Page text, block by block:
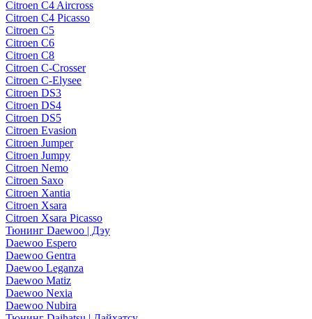
Citroen C4 Aircross
Citroen C4 Picasso
Citroen C5
Citroen C6
Citroen C8
Citroen C-Crosser
Citroen C-Elysee
Citroen DS3
Citroen DS4
Citroen DS5
Citroen Evasion
Citroen Jumper
Citroen Jumpy
Citroen Nemo
Citroen Saxo
Citroen Xantia
Citroen Xsara
Citroen Xsara Picasso
Тюнинг Daewoo | Дэу
Daewoo Espero
Daewoo Gentra
Daewoo Leganza
Daewoo Matiz
Daewoo Nexia
Daewoo Nubira